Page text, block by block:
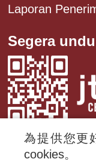
Laporan
Segera
為提供您更
cookies。